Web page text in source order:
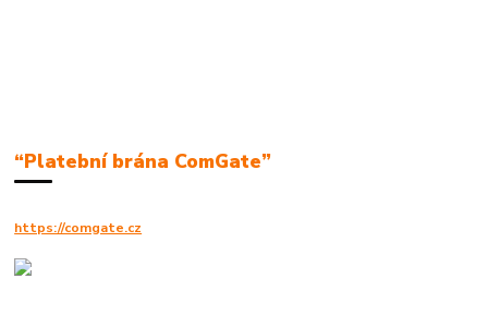
“Platební brána ComGate”
https://comgate.cz